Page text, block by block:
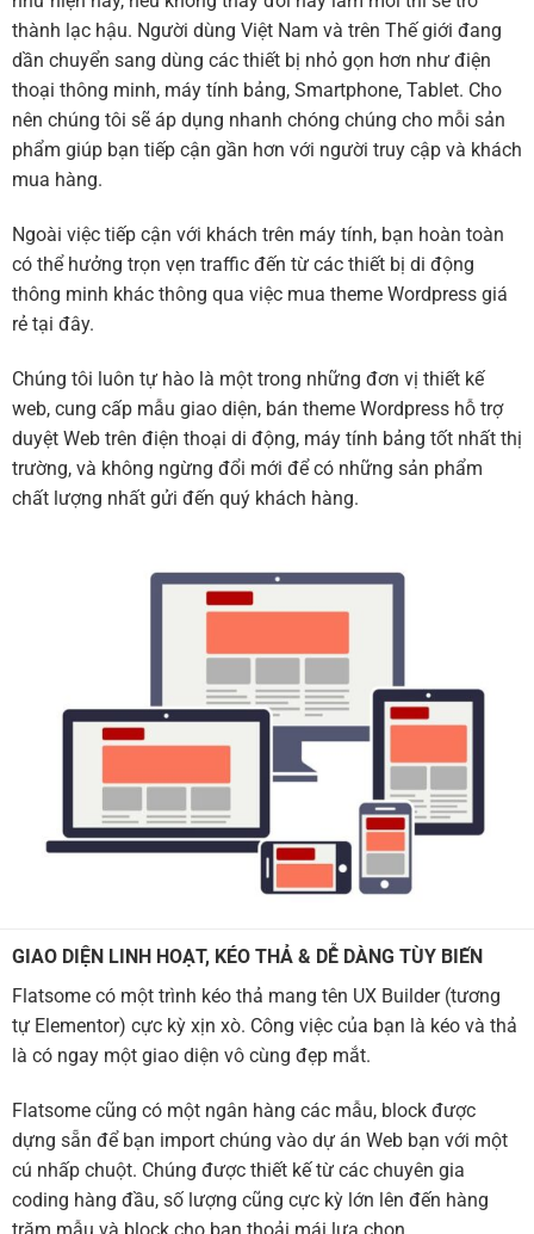
thành lạc hậu. Người dùng Việt Nam và trên Thế giới đang
dần chuyển sang dùng các thiết bị nhỏ gọn hơn như điện
thoại thông minh, máy tính bảng, Smartphone, Tablet. Cho
nên chúng tôi sẽ áp dụng nhanh chóng chúng cho mỗi sản
phẩm giúp bạn tiếp cận gần hơn với người truy cập và khách
mua hàng.
Ngoài việc tiếp cận với khách trên máy tính, bạn hoàn toàn
có thể hưởng trọn vẹn traffic đến từ các thiết bị di động
thông minh khác thông qua việc mua theme Wordpress giá
rẻ tại đây.
Chúng tôi luôn tự hào là một trong những đơn vị thiết kế
web, cung cấp mẫu giao diện, bán theme Wordpress hỗ trợ
duyệt Web trên điện thoại di động, máy tính bảng tốt nhất thị
trường, và không ngừng đổi mới để có những sản phẩm
chất lượng nhất gửi đến quý khách hàng.
GIAO DIỆN LINH HOẠT, KÉO THẢ & DỄ DÀNG TÙY BIẾN
Flatsome có một trình kéo thả mang tên UX Builder (tương
tự Elementor) cực kỳ xịn xò. Công việc của bạn là kéo và thả
là có ngay một giao diện vô cùng đẹp mắt.
Flatsome cũng có một ngân hàng các mẫu, block được
dựng sẵn để bạn import chúng vào dự án Web bạn với một
cú nhấp chuột. Chúng được thiết kế từ các chuyên gia
coding hàng đầu, số lượng cũng cực kỳ lớn lên đến hàng
trăm mẫu và block cho bạn thoải mái lựa chọn.